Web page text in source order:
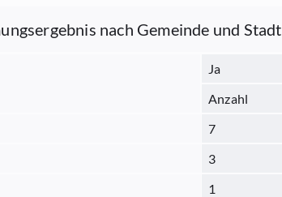
nach Gemeinde und Stadt
Ja
Anzahl
7
3
1